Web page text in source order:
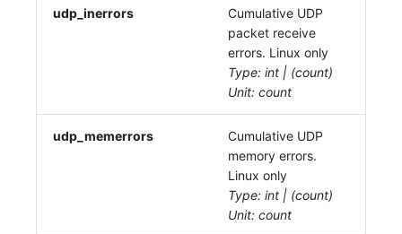
udp_inerrors
Cumulative UDP
packet receive
errors. Linux only
Type: int | (count)
Unit: count
udp_memerrors
Cumulative UDP
memory errors.
Linux only
Type: int | (count)
Unit: count